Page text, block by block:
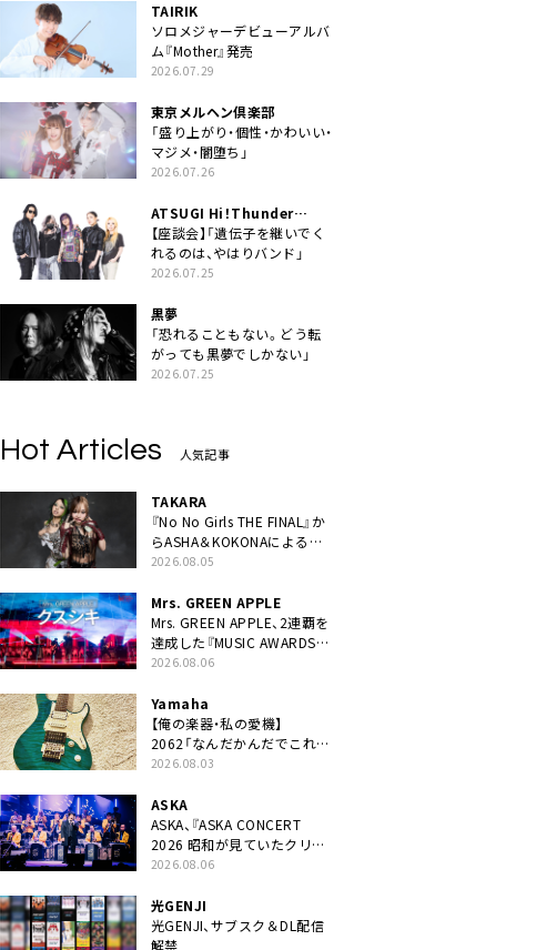
TAIRIK
ソロメジャーデビューアルバ
ム『Mother』発売
2026.07.29
東京メルヘン倶楽部
「盛り上がり・個性・かわいい・
マジメ・闇堕ち」
2026.07.26
ATSUGI Hi！Thunder
Rock Festival
【座談会】「遺伝子を継いでく
れるのは、やはりバンド」
2026.07.25
黒夢
「恐れることもない。どう転
がっても黒夢でしかない」
2026.07.25
Hot Articles 人気記事
TAKARA
『No No Girls THE FINAL』か
らASHA＆KOKONAによるユ
ニット・TAKARAがデビュー
2026.08.05
Mrs. GREEN APPLE
Mrs. GREEN APPLE、2連覇を
達成した『MUSIC AWARDS
JAPAN 2026』での「クスシ
YouTube公開
2026.08.06
Yamaha
【俺の楽器・私の愛機】
2062「なんだかんだでこれが
1番」
2026.08.03
ASKA
ASKA、『ASKA CONCERT
2026 昭和が見ていたクリス
マス!? 』発売＆上映決定
2026.08.06
光GENJI
光GENJI、サブスク＆DL配信
解禁